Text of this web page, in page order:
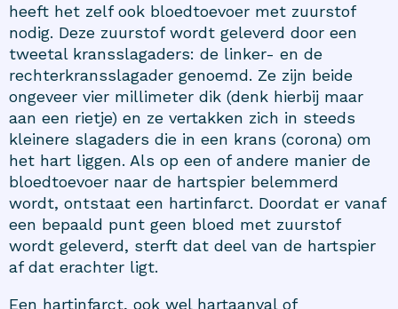
heeft het zelf ook bloedtoevoer met zuurstof
nodig. Deze zuurstof wordt geleverd door een
tweetal kransslagaders: de linker- en de
rechterkransslagader genoemd. Ze zijn beide
ongeveer vier millimeter dik (denk hierbij maar
aan een rietje) en ze vertakken zich in steeds
kleinere slagaders die in een krans (corona) om
het hart liggen. Als op een of andere manier de
bloedtoevoer naar de hartspier belemmerd
wordt, ontstaat een hartinfarct. Doordat er vanaf
een bepaald punt geen bloed met zuurstof
wordt geleverd, sterft dat deel van de hartspier
af dat erachter ligt.
Een hartinfarct, ook wel hartaanval of